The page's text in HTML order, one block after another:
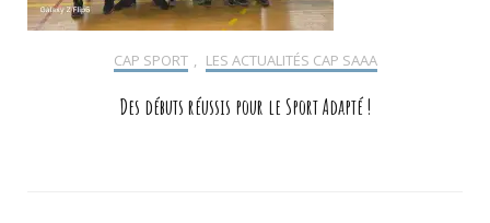
CAP SPORT LES ACTUALITÉS CAP SAAA
Des débuts réussis pour le Sport Adapté !